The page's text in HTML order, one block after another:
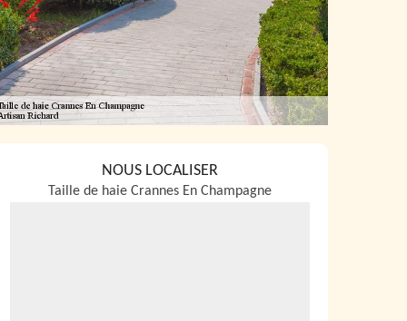
NOUS LOCALISER
Taille de haie Crannes En Champagne